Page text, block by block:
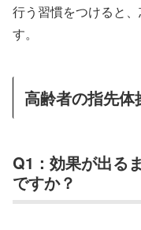
行う習慣をつけると
す。
高齢者の指先
Q1：効果が出る
ですか？